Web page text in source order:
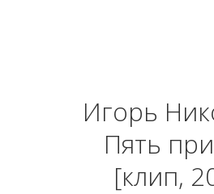
Игорь
Пять
[клип,